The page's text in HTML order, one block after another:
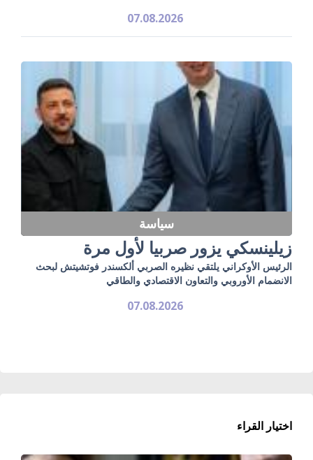
07.08.2026
سياسة
زيلينسكي يزور صربيا لأول مرة
الرئيس الأوكراني يلتقي نظيره الصربي ألكسندر فوتشيتش لبحث
الانضمام الأوروبي والتعاون الاقتصادي والطاقي
07.08.2026
اختيار القراء